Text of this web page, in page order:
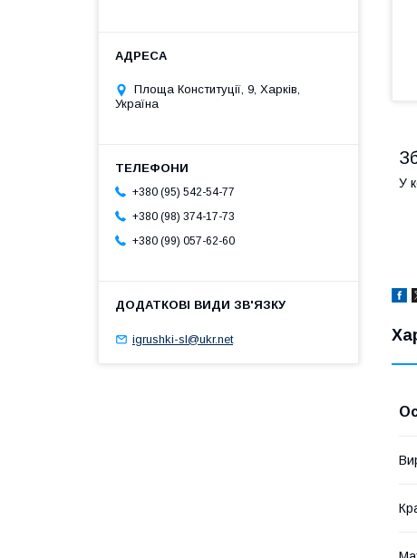
У
Площа Конституції, 9, Харків,
Україна
+380 (95) 542-54-77
+380 (98) 374-17-73
+380 (99) 057-62-60
igrushki-sl@ukr.net